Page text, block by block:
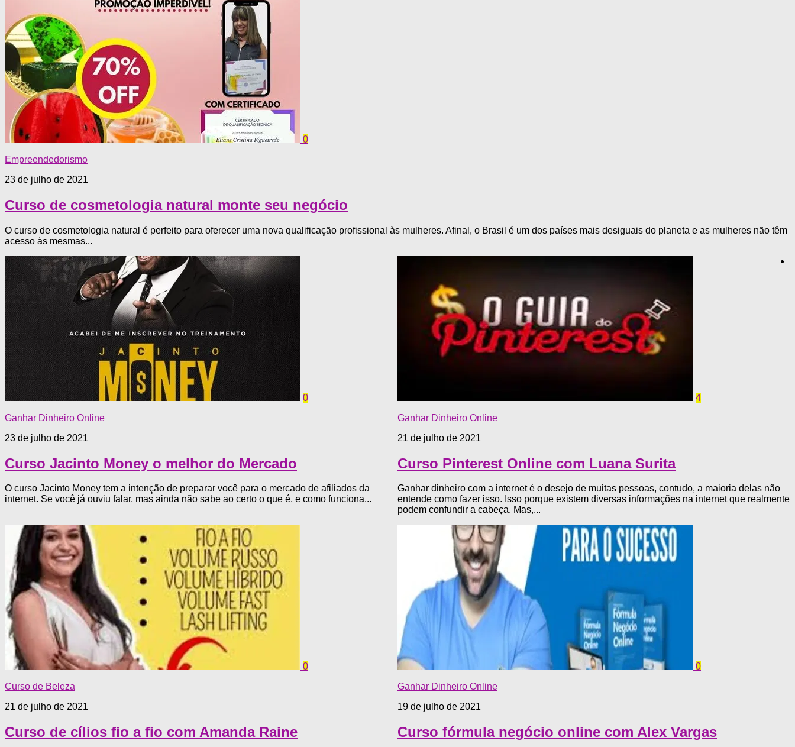
0
Empreendedorismo
23 de julho de 2021
Curso de cosmetologia natural monte seu negócio
O curso de cosmetologia natural é perfeito para oferecer uma nova qualificação profissional às mulheres. Afinal, o Brasil é um dos países mais desiguais do planeta e as mulheres não têm
acesso às mesmas...
0
Ganhar Dinheiro Online
23 de julho de 2021
Curso Jacinto Money o melhor do Mercado
O curso Jacinto Money tem a intenção de preparar você para o mercado de afiliados da
internet. Se você já ouviu falar, mas ainda não sabe ao certo o que é, e como funciona...
4
Ganhar Dinheiro Online
21 de julho de 2021
Curso Pinterest Online com Luana Surita
Ganhar dinheiro com a internet é o desejo de muitas pessoas, contudo, a maioria delas não
entende como fazer isso. Isso porque existem diversas informações na internet que realmente
podem confundir a cabeça. Mas,...
0
Curso de Beleza
21 de julho de 2021
Curso de cílios fio a fio com Amanda Raine
0
Ganhar Dinheiro Online
19 de julho de 2021
Curso fórmula negócio online com Alex Vargas